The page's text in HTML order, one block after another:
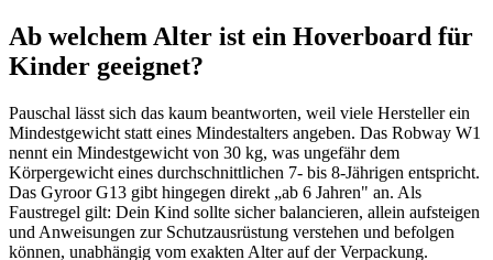
Ab welchem Alter ist ein Hoverboard für
Kinder geeignet?
Pauschal lässt sich das kaum beantworten, weil viele Hersteller ein
Mindestgewicht statt eines Mindestalters angeben. Das Robway W1
nennt ein Mindestgewicht von 30 kg, was ungefähr dem
Körpergewicht eines durchschnittlichen 7- bis 8-Jährigen entspricht.
Das Gyroor G13 gibt hingegen direkt „ab 6 Jahren" an. Als
Faustregel gilt: Dein Kind sollte sicher balancieren, allein aufsteigen
und Anweisungen zur Schutzausrüstung verstehen und befolgen
können, unabhängig vom exakten Alter auf der Verpackung.